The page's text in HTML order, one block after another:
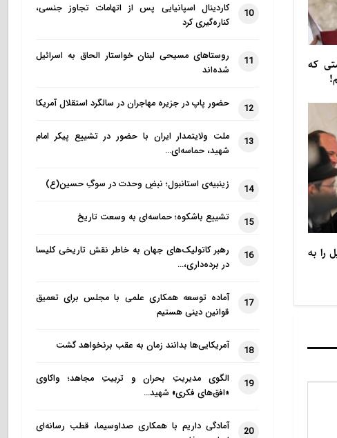
که
را به
10
کاردینال اسپانیایی پس از اتهامات تجاوز جنسی،
کناره‌گیری کرد
11
روستاهای مسیحی لبنان خواستار الحاق به اسرائیل
شده‌اند
12 حضور پاپ در جزیره مهاجران در سالگرد استقلال آمریکا
13
ملت ولایتمدار ایران با حضور در تشییع پیکر امام
شهید، حماسه‌ای…
14 زینبیه‌ی استانبول؛ نبضِ وحدت در سوگِ حسین(ع)
15 تشییع باشکوه؛ حماسه‌ای به وسعت تاریخ
16
رهبر کاتولیک‌های جهان به خاطر نقش تاریخی کلیسا
در برده‌داری،…
17
آماده توسعه همکاری علمی با مجلس برای تعمیق
قوانین دینی هستیم
18 آمریکایی‌ها بدانند زمان به عقب برنخواهد گشت
19
الگوی مدیریتِ بحران و تربیتِ مجاهد؛ واکاوی
«افق‌های فکری» شهید…
20
آمادگی داریم با همکاری صداوسیما، قطب رسانه‌ای